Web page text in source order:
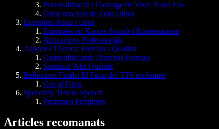
Personalització i Clonatge de Veus: Nova Era
Crear una Veu de Zoro Única
Exemples Reals i Usos
Exemples en Xarxes Socials i Entreteniment
Aplicacions Professionals
Aspectes Tècnics: Formats i Qualitat
Compatible amb Diversos Formats
Sortida d’Alta Qualitat
Reflexions Finals: El Futur del TTS en Anime
Cap al Futur
Speechify Text to Speech
Preguntes Freqüents
Articles recomanats